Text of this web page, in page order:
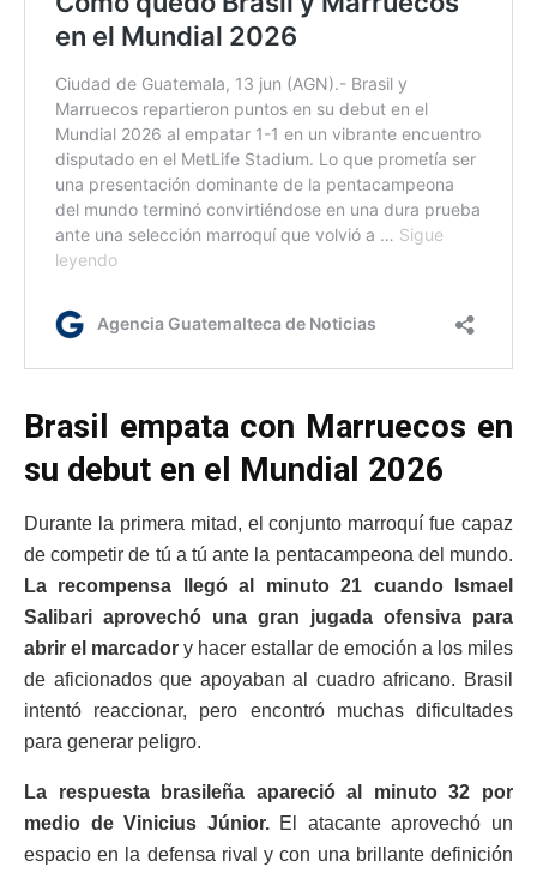
Brasil empata con Marruecos en
su debut en el Mundial 2026
Durante la primera mitad, el conjunto marroquí fue capaz
de competir de tú a tú ante la pentacampeona del mundo.
La recompensa llegó al minuto 21 cuando Ismael
Salibari aprovechó una gran jugada ofensiva para
abrir el marcador y hacer estallar de emoción a los miles
de aficionados que apoyaban al cuadro africano. Brasil
intentó reaccionar, pero encontró muchas dificultades
para generar peligro.
La respuesta brasileña apareció al minuto 32 por
medio de Vinicius Júnior.El atacante aprovechó un
espacio en la defensa rival y con una brillante definición